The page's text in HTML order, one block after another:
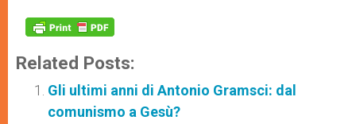
Related Posts:
Gli ultimi anni di Antonio Gramsci: dal
comunismo a Gesù?